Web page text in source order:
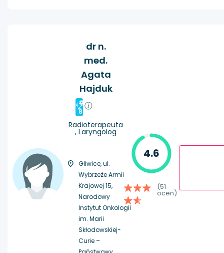
dr n.
med.
Agata
Hajduk
#
8
Radioterapeuta
, Laryngolog
Gliwice, ul.
Wybrzeże Armii
Krajowej 15,
Narodowy
Instytut Onkologii
im. Marii
Skłodowskiej-
Curie –
4.6
(51
ocen)